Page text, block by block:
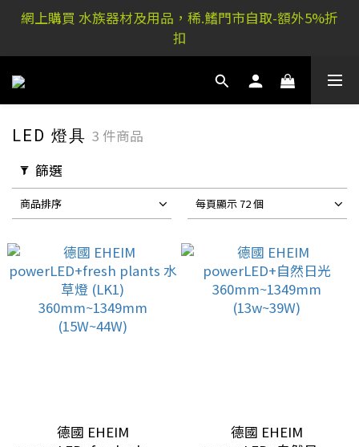
稀.鰭元朗店: 又新街51P號富祐閣16號地下｜ 稀.鰭旺角
店: 西洋菜南街101號金德行11樓
網上購買 水族器材及用品，稀.鰭門市自取-額外5%折
扣
稀.鰭元朗店: 又新街51P號富祐閣16號地下｜ 稀.鰭旺角
店: 西洋菜南街101號金德行11樓
LED 燈具 3 件商品
篩選
商品排序 每頁顯示 72 個
德國 EHEIM
德國 EHEIM